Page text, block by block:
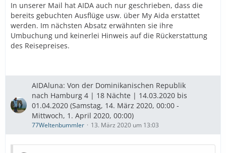
In unserer Mail hat AIDA auch nur geschrieben, dass die
bereits gebuchten Ausflüge usw. über My Aida erstattet
werden. Im nächsten Absatz erwähnten sie ihre
Umbuchung und keinerlei Hinweis auf die Rückerstattung
des Reisepreises.
AIDAluna: Von der Dominikanischen Republik
nach Hamburg 4 | 18 Nächte | 14.03.2020 bis
01.04.2020 (Samstag, 14. März 2020, 00:00 -
Mittwoch, 1. April 2020, 00:00)
77Weltenbummler 13. März 2020 um 13:03